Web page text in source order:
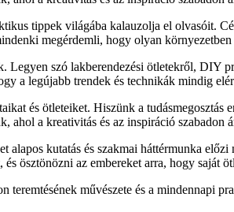
tippek világába kalauzolja el olvasóit.
megérdemli, hogy olyan
Legyen szó lakberendezési ötletekről, DIY
a legújabb trendek és technikák mindig
és ötleteiket. Hiszünk a tudásmegosztás
ahol a kreativitás és az inspiráció szabadon
kutatás és szakmai háttérmunka
ösztönözni az embereket arra, hogy saját
művészete és a mindennapi